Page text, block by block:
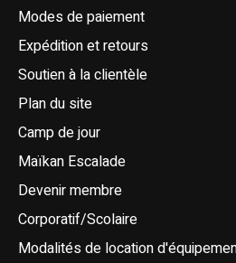
Modes de paiement
Expédition et retours
Soutien à la clientèle
Plan du site
Camp de jour
Maïkan Escalade
Devenir membre
Corporatif/Scolaire
Modalités de location